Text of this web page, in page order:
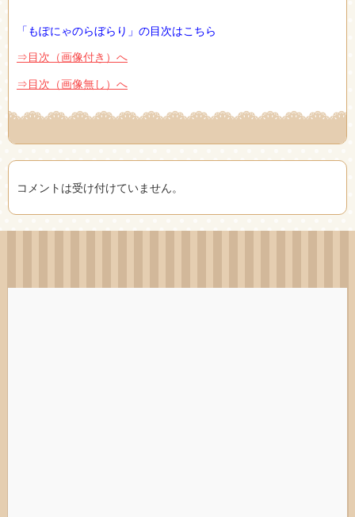
「もぽにゃのらぼらり」の目次はこちら
⇒目次（画像付き）へ
⇒目次（画像無し）へ
コメントは受け付けていません。